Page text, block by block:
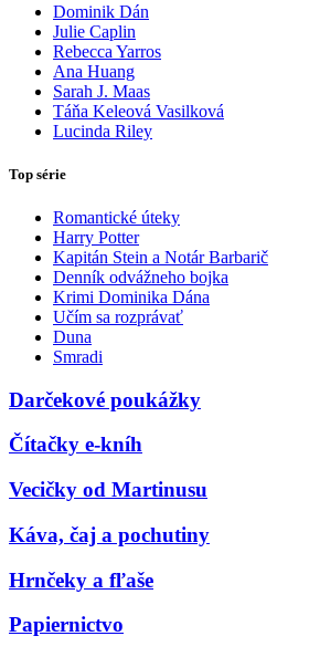
Dominik Dán
Julie Caplin
Rebecca Yarros
Ana Huang
Sarah J. Maas
Táňa Keleová Vasilková
Lucinda Riley
Top série
Romantické úteky
Harry Potter
Kapitán Stein a Notár Barbarič
Denník odvážneho bojka
Krimi Dominika Dána
Učím sa rozprávať
Duna
Smradi
Darčekové poukážky
Čítačky e-kníh
Vecičky od Martinusu
Káva, čaj a pochutiny
Hrnčeky a fľaše
Papiernictvo